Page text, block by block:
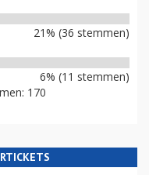
21% (36 stemmen)
6% (11 stemmen)
170